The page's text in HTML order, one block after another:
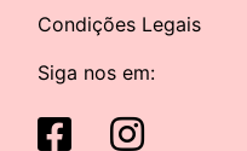
Condições Legais
Siga nos em: